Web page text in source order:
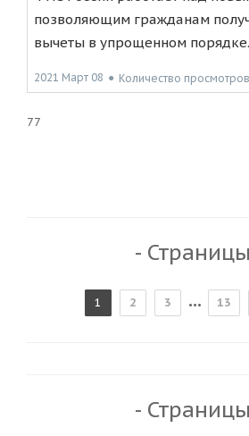
позволяющим гражданам
вычеты в упрощенном
2021 Март 08 ● Количество
77
-
1 2 3 ... 13
-